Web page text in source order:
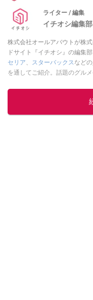
ライター / 編集
イチオシ編集部
株式会社オールアバウトが株
ドサイト『イチオシ』の編集部
セリア、 スターバックスなど
を通してご紹介。話題のグル
レビューしています。毎日ト
してくだ